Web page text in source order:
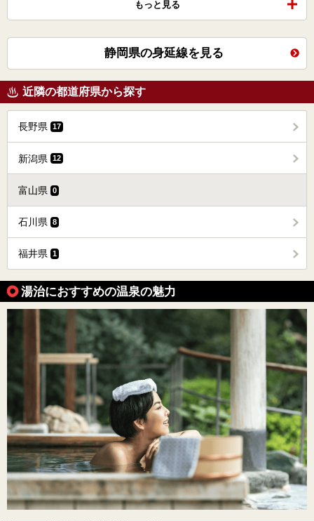
もっと見る
静岡県の身延線を見る
近隣の都道府県から探す
長野県 17
新潟県 12
富山県 0
石川県 8
福井県 1
湯治におすすめの温泉の魅力